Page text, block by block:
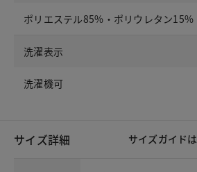
ポリエステル85%・ポリウレタン15%
洗濯表示
洗濯機可
サイズ詳細 サイズガイドは